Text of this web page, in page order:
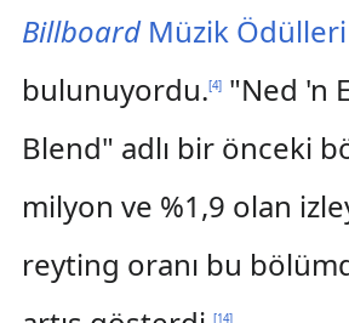
BillboardMüzik Ödülleri
bulunuyordu.[4]"Ned 'n
Blend" adlı bir önceki
milyon ve %1,9 olan
reyting oranı bu
[14]